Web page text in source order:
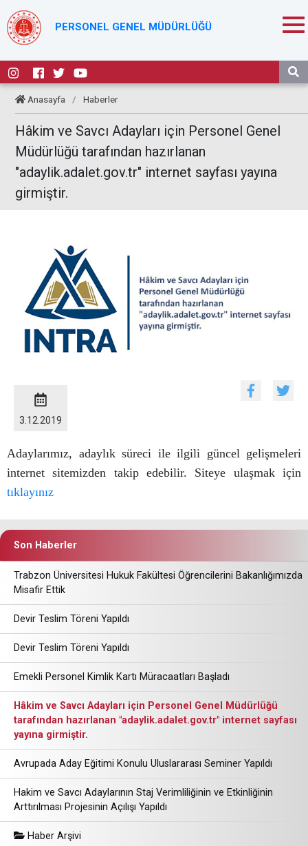
PERSONEL GENEL MÜDÜRLÜĞÜ
Anasayfa / Haberler
Hâkim ve Savcı Adayları için Personel Genel
Müdürlüğü tarafından hazırlanan
"adaylik.adalet.gov.tr" internet sayfası yayına
girmiştir.
3.12.2019
Adaylarımız, adaylık süreci ile ilgili güncel gelişmeleri
internet sitemizden takip edebilir. Siteye ulaşmak için
tıklayınız
Son Haberler
Trabzon Üniversitesi Hukuk Fakültesi Öğrencilerini Bakanlığımızda
Misafir Ettik
Devir Teslim Töreni Yapıldı
Devir Teslim Töreni Yapıldı
Emekli Personel Kimlik Kartı Müracaatları Başladı
Hâkim ve Savcı Adayları için Personel Genel Müdürlüğü
tarafından hazırlanan "adaylik.adalet.gov.tr" internet sayfası
yayına girmiştir.
Avrupada Aday Eğitimi Konulu Uluslararası Seminer Yapıldı
Hakim ve Savcı Adaylarının Staj Verimliliğinin ve Etkinliğinin
Arttırılması Projesinin Açılışı Yapıldı
Haber Arşivi